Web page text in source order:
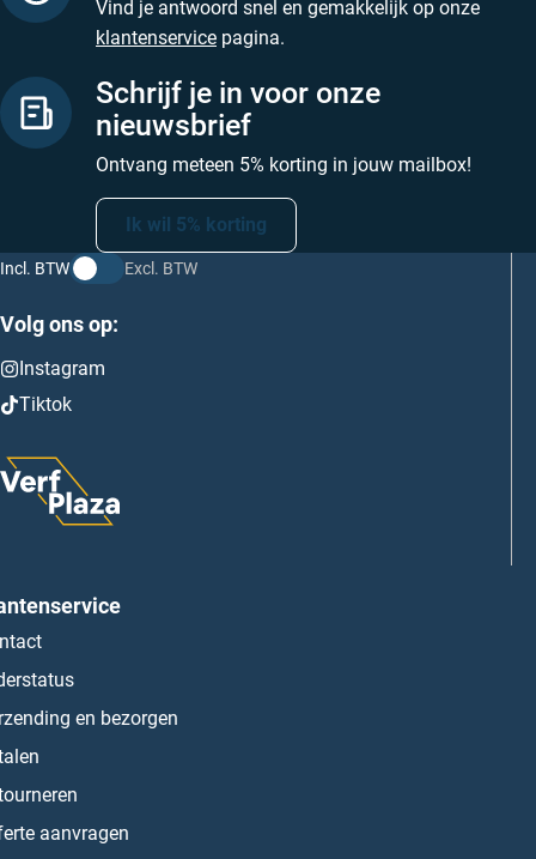
Vind je antwoord snel en gemakkelijk op onze
klantenservice pagina.
Schrijf je in voor onze
nieuwsbrief
Ontvang meteen 5% korting in jouw mailbox!
Ik wil 5% korting
Incl. BTW Excl. BTW
Volg ons op:
Instagram
Tiktok
en bezorgen
aanvragen